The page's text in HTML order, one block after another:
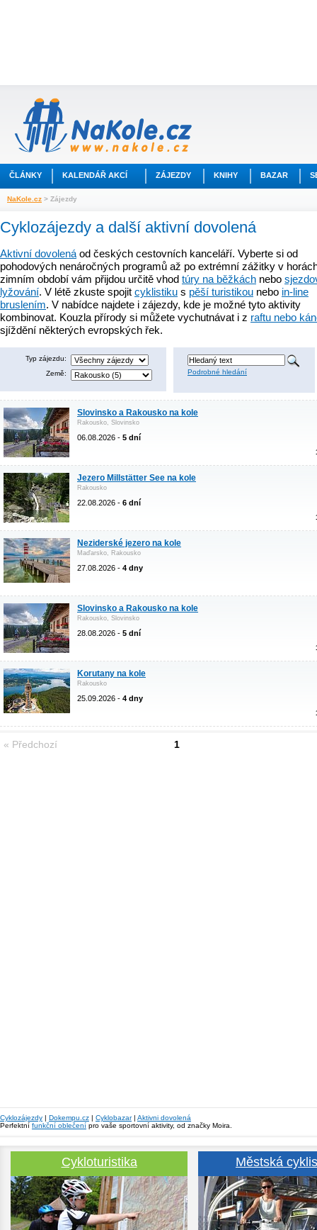
ČLÁNKY KALENDÁŘ AKCÍ ZÁJEZDY KNIHY BAZAR
NaKole.cz > Zájezdy
Cyklozájezdy a další aktivní dovolená
Aktivní dovolená od českých cestovních kanceláří. Vyberte si od
pohodových nenáročných programů až po extrémní zážitky v
zimním období vám přijdou určitě vhod túry na běžkách nebo
lyžování. V létě zkuste spojit cyklistiku s pěší turistikou nebo in-line
bruslením. V nabídce najdete i zájezdy, kde je možné tyto aktivity
kombinovat. Kouzla přírody si můžete vychutnávat i z raftu nebo
sjíždění některých evropských řek.
Typ zájezdu:
Země:
Podrobné hledání
Slovinsko a Rakousko na kole
Rakousko, Slovinsko
06.08.2026 - 5 dní
Jezero Millstätter See na kole
Rakousko
22.08.2026 - 6 dní
Neziderské jezero na kole
Maďarsko, Rakousko
27.08.2026 - 4 dny
Slovinsko a Rakousko na kole
Rakousko, Slovinsko
28.08.2026 - 5 dní
Korutany na kole
Rakousko
25.09.2026 - 4 dny
« Předchozí 1
Cyklozájezdy | Dokempu.cz | Cyklobazar| Aktivni dovolená
Perfektní funkční oblečení pro vaše sportovní aktivity, od značky Moira.
Cykloturistika Městská